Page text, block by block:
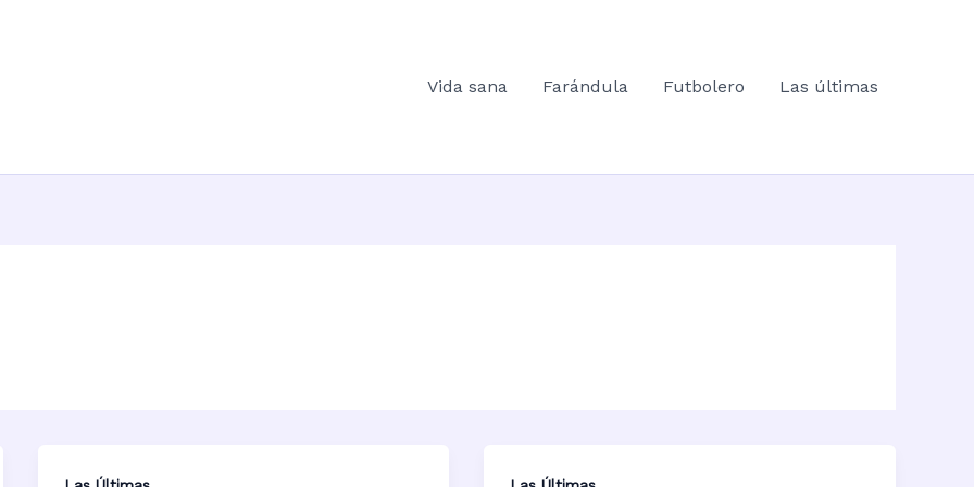
Vida sana
Farándula Futbolero Las últimas